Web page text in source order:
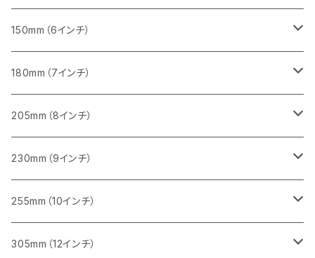
セグメント（特殊凸凹加工チップ）
セグメントタイプ
一般道路カッター用
355ｍｍ（14インチ）
一般道路カッター用
405mm（16インチ）
一般道路カッター用
455ｍｍ（18インチ）
一般道路カッター用
みかげ石（御影石）切断用
コンクリート切断用
ブロック切断用
レンガ切断用
インターロッキング切断用
鋳鉄管切断用
タイル切断用
みかげ石（御影石）切断用
コンクリート切断用
ブロック切断用
レンガ切断用
インターロッキング切断用
150mm（6インチ）
みかげ石（御影石）切断用
コンクリート切断用
ブロック切断用
レンガ切断用
インターロッキング切断用
180mm（7インチ）
みかげ石（御影石）切断用
コンクリート切断用
ブロック切断用
レンガ切断用
205mm（8インチ）
みかげ石（御影石）切断用
コンクリート切断用
ブロック切断用
230mm（9インチ）
みかげ石（御影石）切断用
コンクリート切断用
255mm（10インチ）
コンクリート切断用
305mm（12インチ）